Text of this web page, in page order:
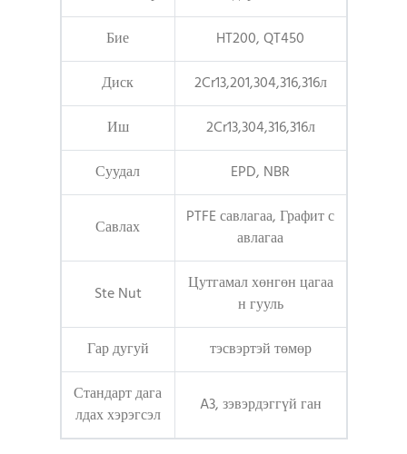
Бие
HT200, QT450
Диск
2Cr13,201,304,316,316л
Иш
2Cr13,304,316,316л
Суудал
EPD, NBR
Савлах
PTFE савлагаа, Графит с
авлагаа
Ste Nut
Цутгамал хөнгөн цагаа
н гууль
Гар дугуй
тэсвэртэй төмөр
Стандарт дага
лдах хэрэгсэл
A3, зэвэрдэггүй ган